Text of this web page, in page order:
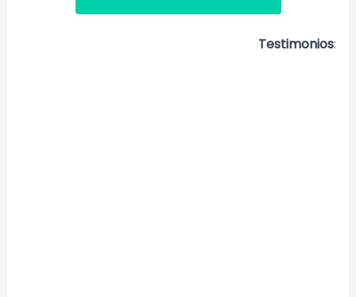
Testimonios: